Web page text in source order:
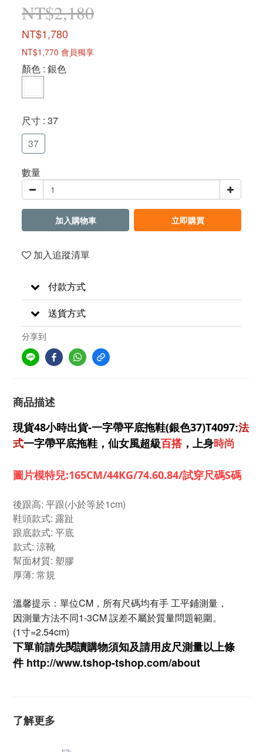
NT$2,180
NT$1,780
NT$1,770 會員獨享
顏色 : 銀色
尺寸 : 37
37
數量
加入購物車 立即購買
加入追蹤清單
付款方式
送貨方式
分享到
商品描述
現貨48小時出貨-一字帶平底拖鞋(銀色37)T4097:法
式一字帶平底拖鞋，仙女風超級百搭，上身時尚
圖片模特兒:165CM/44KG/74.60.84/試穿尺碼S碼
後跟高: 平跟(小於等於1cm)
鞋頭款式: 露趾
跟底款式: 平底
款式: 涼靴
幫面材質: 塑膠
厚薄: 常規
溫馨提示 ：單位CM，所有尺碼均有手 工平鋪測量，
因測量方法不同1-3CM 誤差不屬於質量問題範圍。
(1寸=2.54cm)
下單前請先閱讀購物須知及請用皮尺測量以上條
件 http://www.tshop-tshop.com/about
了解更多